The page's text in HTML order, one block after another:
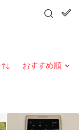
並び替え